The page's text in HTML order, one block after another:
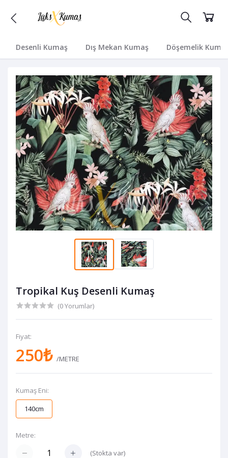
Desenli Kumaş Dış Mekan Kumaş Döşemelik
Tropikal Kuş Desenli Kumaş
(0 Yorumlar)
Fiyat:
250₺ /METRE
Kumaş Eni:
140cm
Metre:
(Stokta var)